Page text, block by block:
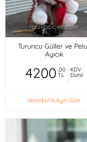
Turuncu Güller ve
Ayıcık
4200 ,00
TL
KDV
Dahil
İstanbul'a Aynı Gün